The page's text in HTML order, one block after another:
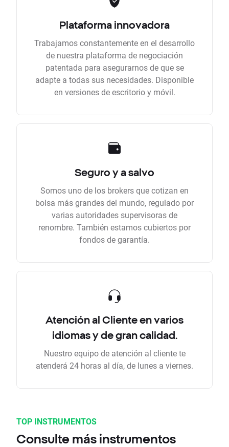
Plataforma innovadora
Trabajamos constantemente en el desarrollo
de nuestra plataforma de negociación
patentada para asegurarnos de que se
adapte a todas sus necesidades. Disponible
en versiones de escritorio y móvil.
Seguro y a salvo
Somos uno de los brokers que cotizan en
bolsa más grandes del mundo, regulado por
varias autoridades supervisoras de
renombre. También estamos cubiertos por
fondos de garantía.
Atención al Cliente en varios
idiomas y de gran calidad.
Nuestro equipo de atención al cliente te
atenderá 24 horas al día, de lunes a viernes.
TOP INSTRUMENTOS
Consulte más instrumentos